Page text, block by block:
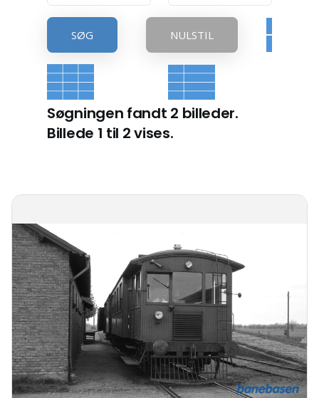
SØG NULSTIL
Søgningen fandt 2 billeder.
Billede 1 til 2 vises.